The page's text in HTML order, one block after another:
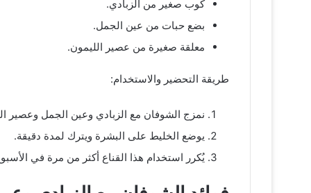
كوب صغير من الزبادي.
بضع حبات من عين الجمل.
معلقة صغيرة من عصير الليمون.
طريقة التحضير والاستخدام:
نمزج الشوفان مع الزبادي وعين الجمل وعصير
يوضع الخليط على البشرة ويترك لمدة دقيقة.
يُكرر استخدام هذا القناع أكثر من مرة في